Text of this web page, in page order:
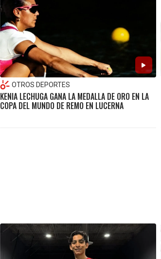
OTROS DEPORTES
KENIA LECHUGA GANA LA MEDALLA DE ORO EN LA
COPA DEL MUNDO DE REMO EN LUCERNA